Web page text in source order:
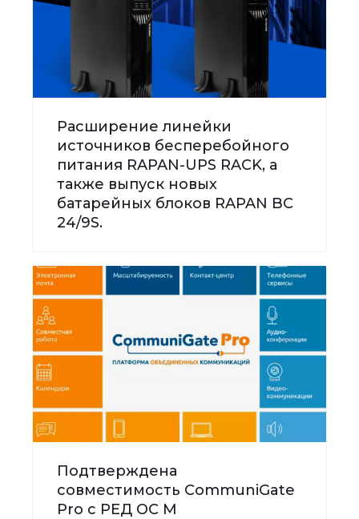
Расширение линейки
источников бесперебойного
питания RAPAN-UPS RACK, а
также выпуск новых
батарейных блоков RAPAN BC
24/9S.
Подтверждена
совместимость CommuniGate
Pro с РЕД ОС М